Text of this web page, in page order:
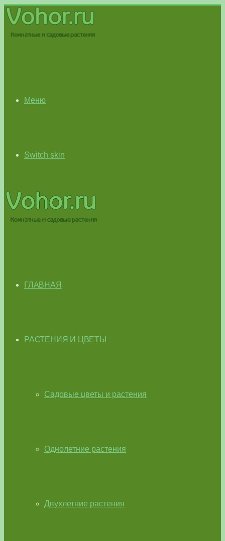
Меню
Switch skin
ГЛАВНАЯ
РАСТЕНИЯ И ЦВЕТЫ
Садовые цветы и растения
Однолетние растения
Двухлетние растения